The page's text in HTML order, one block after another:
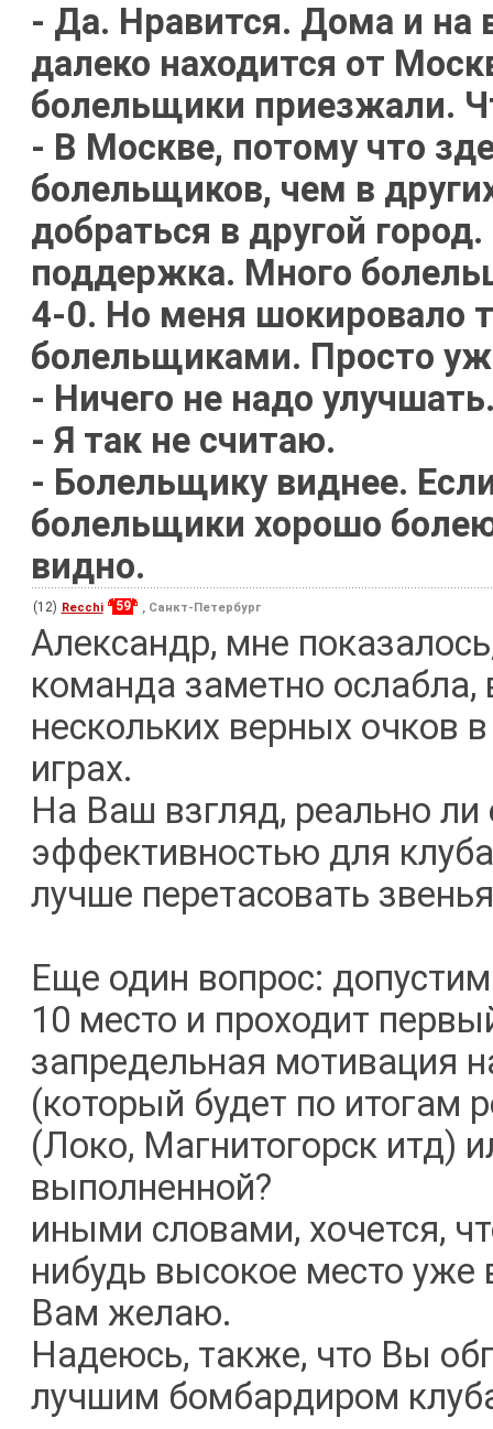
- Да. Нравится. Дома и на
далеко находится от
болельщики приезжали.
- В Москве, потому что
болельщиков, чем в
добраться в другой
поддержка. Много
4-0. Но меня шокировало
болельщиками. Просто
- Ничего не надо
- Я так не считаю.
- Болельщику виднее.
болельщики хорошо
видно.
(12) Recchi 59 , Санкт-Петербург
Александр, мне
команда заметно ослабла,
нескольких верных очков
играх.
На Ваш взгляд, реально
эффективностью для
лучше перетасовать
Еще один вопрос:
10 место и проходит
запредельная мотивация
(который будет по итогам
(Локо, Магнитогорск итд)
выполненной?
иными словами, хочется,
нибудь высокое место уже
Вам желаю.
Надеюсь, также, что Вы
лучшим бомбардиром